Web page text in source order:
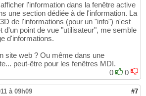
l'information dans la fenêtre active
une section dédiée à de l'information. La
de l'informations (pour un "info") n'est
d'un point de vue "utilisateur", me semble
d'informations.
site web ? Ou même dans une
peut-être pour les fenêtres MDI.
0
0
à 09h09 #7